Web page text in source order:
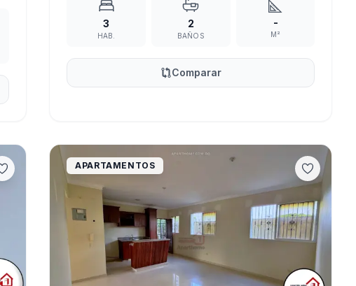
3
HAB.
2
BAÑOS
-
M²
Comparar
APARTAMENTOS